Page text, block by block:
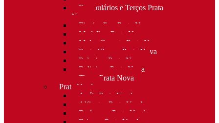
Escapulários e Terços Prata
Nova
Fios/malhas Prata Nova
Medalhas Prata Nova
Molas Gravata Prata Nova
Porta-Chaves Prata Nova
Pulseiras Prata Nova
Religioso Prata Nova
Tiaras Prata Nova
Prata Usada
Anéis Prata Usada
Alfinetes Prata Usada
Berloques Prata Usada